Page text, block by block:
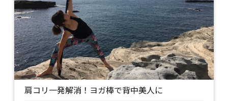
肩コリ一発解消！ヨガ棒で背中美人に